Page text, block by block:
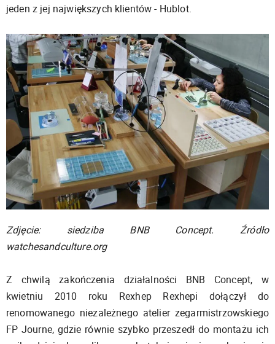
jeden z jej największych klientów - Hublot.
Zdjęcie: siedziba BNB Concept. Źródło
watchesandculture.org
Z chwilą zakończenia działalności BNB Concept, w
kwietniu 2010 roku Rexhep Rexhepi dołączył do
renomowanego niezależnego atelier zegarmistrzowskiego
FP Journe, gdzie równie szybko przeszedł do montażu ich